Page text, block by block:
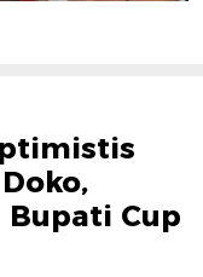
Bupati Cup